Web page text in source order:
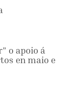
o apoio á
en maio e